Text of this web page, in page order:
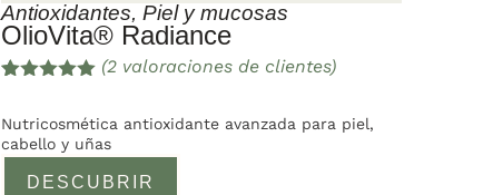
Antioxidantes, Piel y mucosas
OlioVita® Radiance
DESCUBRIR
5 en base
a
s de
(2 valoraciones de clientes)
Nutricosmética antioxidante avanzada para piel,
cabello y uñas